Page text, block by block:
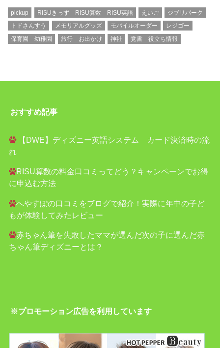
pickup RISUきっず RISU算数 RISU英語 えいご
ジブリパーク
トドさんすう
メモリアルグッズ モバイルオーダー
レジゴー
保育園 幼稚園
旅行 お出かけ 神社 覚書 役立ち情報
おすすめ記事
【DWE】ディズニー英語システム カード決済時の流
れ
RISU算数の料金口コミってどう？キャンペーンでお得
に申込む方法
へやすぽの口コミをブログで紹介！実際に年中の子ど
もが体験してみたレビュー
赤ちゃん筆を失敗したママが選んだ次の子に選んだ赤
ちゃん筆ディズニーとは？
※プロモーション広告を利用しています